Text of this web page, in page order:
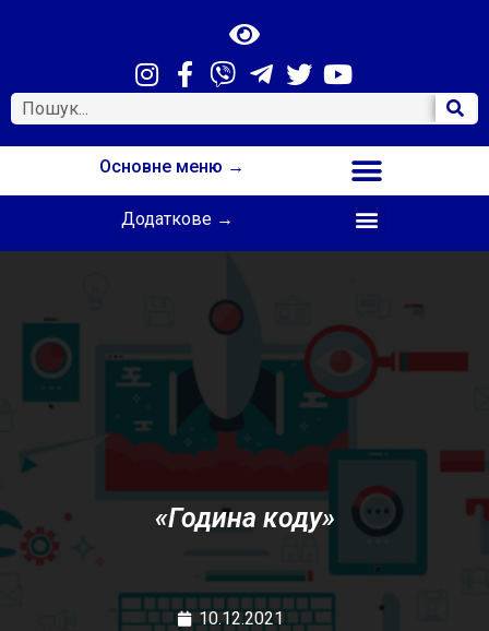
Основне меню →
Додаткове →
«Година коду»
10.12.2021